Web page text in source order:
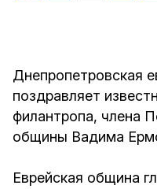
Днепропетровская
поздравляет
филантропа, члена
общины Вадима
Еврейская община